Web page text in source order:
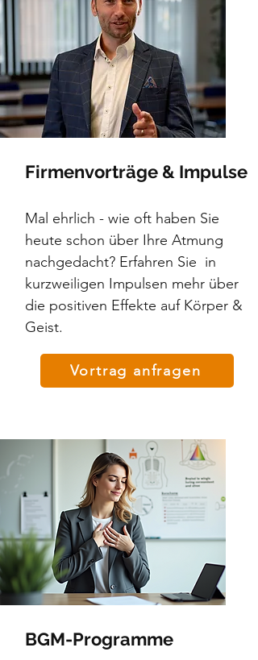
Firmenvorträge & Impulse
Mal ehrlich - wie oft haben Sie
heute schon über Ihre Atmung
nachgedacht? Erfahren Sie in
kurzweiligen Impulsen mehr über
die positiven Effekte auf Körper &
Geist.
Vortrag anfragen
BGM-Programme